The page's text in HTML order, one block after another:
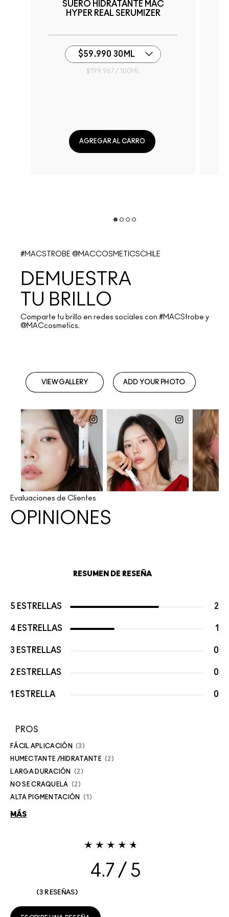
SUERO HIDRATANTE MAC
HYPER REAL SERUMIZER
$59.990 30ML
$199.967 / 100ML
AGREGAR AL CARRO
#MACSTROBE @MACCOSMETICSCHILE
DEMUESTRA
TU BRILLO
Comparte tu brillo en redes sociales con #MACStrobe y
@MACcosmetics.
Evaluaciones de Clientes
OPINIONES
RESUMEN DE RESEÑA
5 ESTRELLAS 2
4 ESTRELLAS 1
3 ESTRELLAS 0
2 ESTRELLAS 0
1 ESTRELLA 0
PROS
FÁCIL APLICACIÓN 3
HUMECTANTE /HIDRATANTE 2
LARGA DURACIÓN 2
NO SE CRAQUELA 2
ALTA PIGMENTACIÓN 1
MÁS
4.7
3 RESEÑAS